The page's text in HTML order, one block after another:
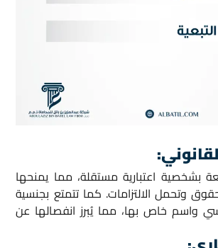
:
بشخصية اعتبارية مستقلة، مما يمنحها
وتحمل الالتزامات. كما تتمتع بجنسية
واسم خاص بها، مما يُبرز انفصالها عن